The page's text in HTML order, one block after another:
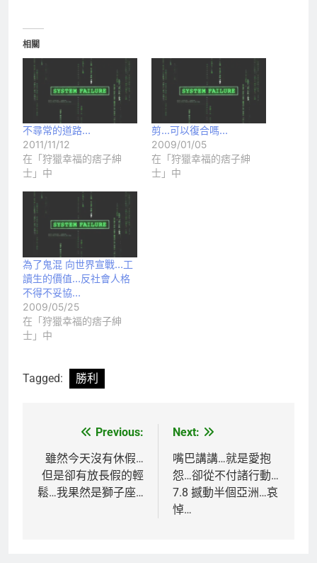
相關
不尋常的道路…
2011/11/12
在「狩獵幸福的痞子紳
士」中
剪…可以復合嗎…
2009/01/05
在「狩獵幸福的痞子紳
士」中
為了鬼混 向世界宣戰…工
讀生的價值…反社會人格
不得不妥協…
2009/05/25
在「狩獵幸福的痞子紳
士」中
Tagged: 勝利
章
導
Previous:
雖然今天沒有休假…
但是卻有放長假的輕
鬆…我果然是獅子座…
Next:
嘴巴講講…就是愛抱
怨…卻從不付諸行動…
7.8 撼動半個亞洲…哀
悼…